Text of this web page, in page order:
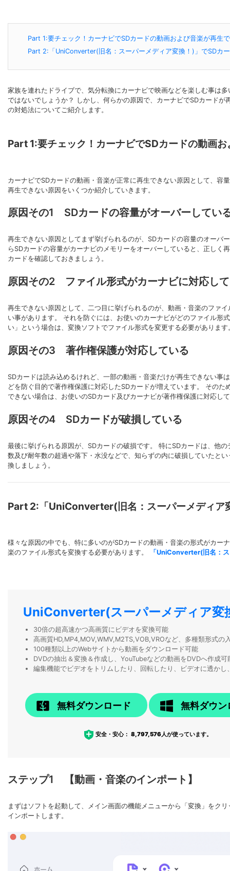
Part 1:要チェック！カーナビでSDカードの動画および音楽が再生
Part 2:「UniConverter(旧名：スーパーメディア変換！)」でSDカ
家族を連れたドライブで、気分転換にカーナビで映画などを楽しむ事は
ではないでしょうか？ しかし、何らかの原因で、カーナビでSDカード
の対処法についてご紹介します。
Part 1:要チェック！カーナビでSDカードの動画
カーナビでSDカードの動画・音楽が正常に再生できない原因として、
再生できない原因をいくつか紹介していきます。
原因その1 SDカードの容量がオーバーしてい
再生できない原因としてまず挙げられるのが、SDカードの容量のオーバ
らSDカードの容量がカーナビのメモリーをオーバーしていると、正し
カードを確認しておきましょう。
原因その2 ファイル形式がカーナビに対応し
再生できない原因として、二つ目に挙げられるのが、動画・音楽のファ
い事があります。 それを防ぐには、お使いのカーナビがどのファイル
い」という場合は、変換ソフトでファイル形式を変更する必要があります
原因その3 著作権保護が対応している
SDカードは読み込めるけれど、一部の動画・音楽だけが再生できない
どを防ぐ目的で著作権保護に対応したSDカードが増えています。 その
できない場合は、お使いのSDカード及びカーナビが著作権保護に対応
原因その4 SDカードが破損している
最後に挙げられる原因が、SDカードの破損です。 特にSDカードは、他
数及び耐年数の超過や落下・水没などで、知らずの内に破損していたと
換しましょう。
Part 2:「UniConverter(旧名：スーパーメディア
様々な原因の中でも、特に多いのがSDカードの動画・音楽の形式がカ
楽のファイル形式を変換する必要があります。
「UniConverter(旧名：
UniConverter(スーパーメディア変
30倍の超高速かつ高画質にビデオを変換可能
高画質HD,MP4,MOV,WMV,M2TS,VOB,VROなど、多種類形式の
100種類以上のWebサイトから動画をダウンロード可能
DVDの抽出＆変換＆作成し、YouTubeなどの動画をDVDへ作成可
編集機能でビデオをトリムしたり、回転したり、ビデオに透か
無料ダウンロード 無料ダウン
安全・安心：8,797,576人が使っています。
ステップ1 【動画・音楽のインポート】
まずはソフトを起動して、メイン画面の機能メニューから「変換」をク
インポートします。